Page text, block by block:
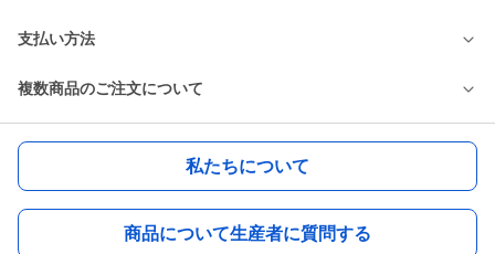
支払い方法
複数商品のご注文について
私たちについて
商品について生産者に質問する